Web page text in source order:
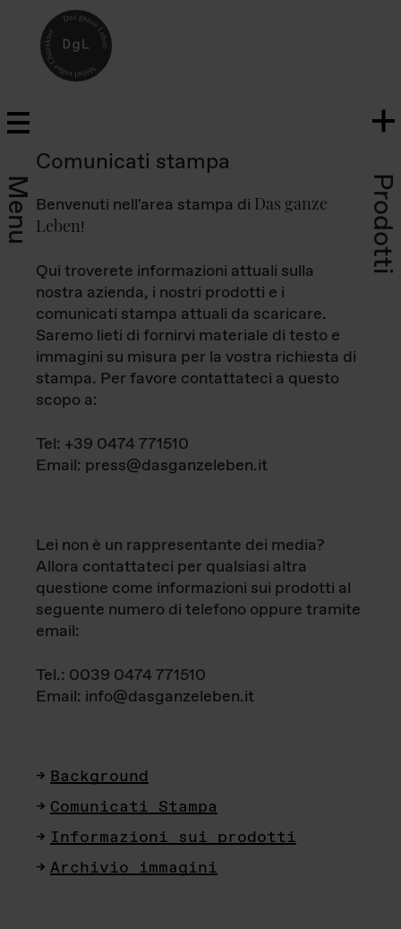
Menu Prodotti
Comunicati stampa
Benvenuti nell'area stampa di Das ganze
Leben!
Qui troverete informazioni attuali sulla
nostra azienda, i nostri prodotti e i
comunicati stampa attuali da scaricare.
Saremo lieti di fornirvi materiale di testo e
immagini su misura per la vostra richiesta di
stampa. Per favore contattateci a questo
scopo a:
Tel: +39 0474 771510
Email: press@dasganzeleben.it
Lei non è un rappresentante dei media?
Allora contattateci per qualsiasi altra
questione come informazioni sui prodotti al
seguente numero di telefono oppure tramite
email:
Tel.: 0039 0474 771510
Email: info@dasganzeleben.it
Background
Comunicati Stampa
Informazioni sui prodotti
Archivio immagini